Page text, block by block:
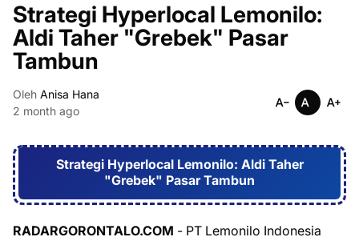
Strategi Hyperlocal Lemonilo:
Aldi Taher "Grebek" Pasar
Tambun
Oleh Anisa Hana
2 month ago
Strategi Hyperlocal Lemonilo: Aldi Taher
"Grebek" Pasar Tambun
RADARGORONTALO.COM - PT Lemonilo Indonesia